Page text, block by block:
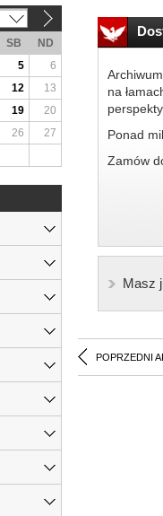
na
Ponad
Zamów
Masz
POPRZEDNI
SB
ND
5
6
12
13
19
20
26
27